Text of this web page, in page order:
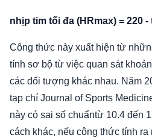
nhịp tim tối đa (HRmax) = 220 -
Công thức này xuất hiện từ
tính sơ bộ từ việc quan sát
các đối tượng khác nhau. Năm
tạp chí Journal of Sports
này có sai số chuẩntừ 10.4 đến
cách khác, nếu công thức tính ra